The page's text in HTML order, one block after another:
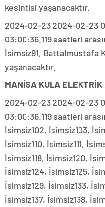
kesintisi yaşanacaktır.
2024-02-23 2024-02-23
03:00:36.119 saatleri
İsimsiz91, Battalmustafa
yaşanacaktır.
MANİSA KULA
2024-02-23 2024-02-23
03:00:36.119 saatleri
İsimsiz102, İsimsiz103,
İsimsiz110, İsimsiz111,
İsimsiz118, İsimsiz120,
İsimsiz124, İsimsiz125,
İsimsiz129, İsimsiz133,
İsimsiz137, İsimsiz138,